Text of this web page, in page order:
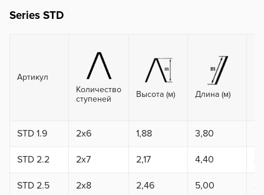
Series STD
Артикул
Количество
ступеней
Высота (м) Длина (м)
STD 1.9 2x6 1,88 3,80
STD 2.2 2x7 2,17 4,40
STD 2.5 2x8 2,46 5,00